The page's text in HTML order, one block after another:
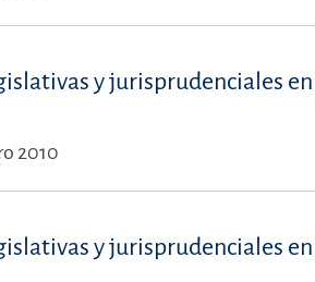
y jurisprudenciales
2010
y jurisprudenciales